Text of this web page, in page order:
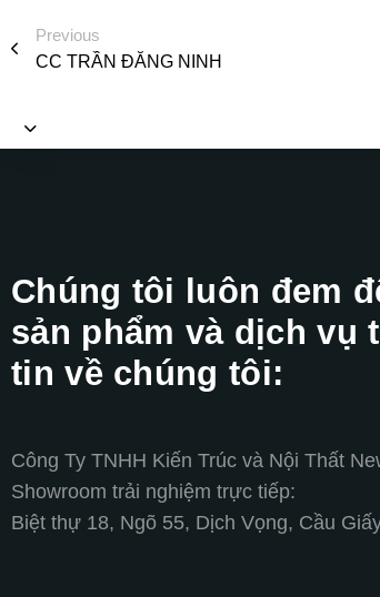
Previous
CC TRẦN ĐĂNG NINH
Chúng tôi luôn đem
sản phẩm và dịch vụ
tin về chúng tôi:
Công Ty TNHH Kiến Trúc và Nội Thất
Showroom trải nghiệm trực tiếp:
Biệt thự 18, Ngõ 55, Dịch Vọng, Cầu